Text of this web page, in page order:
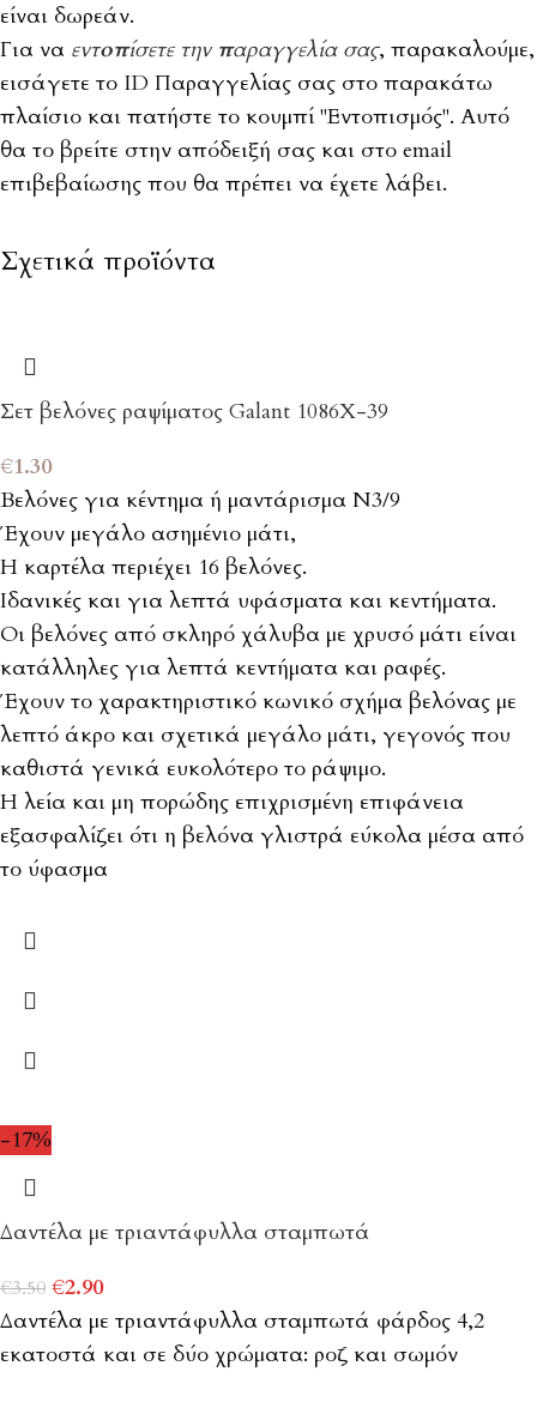
είναι δωρεάν.
Για να εντοπίσετε την παραγγελία σας, παρακαλούμε,
εισάγετε το ID Παραγγελίας σας στο παρακάτω
πλαίσιο και πατήστε το κουμπί "Εντοπισμός". Αυτό
θα το βρείτε στην απόδειξή σας και στο email
επιβεβαίωσης που θα πρέπει να έχετε λάβει.
Σχετικά προϊόντα
Σετ βελόνες ραψίματος Galant 1086Χ-39
€1.30
Βελόνες για κέντημα ή μαντάρισμα Ν3/9
Έχουν μεγάλο ασημένιο μάτι,
Η καρτέλα περιέχει 16 βελόνες.
Ιδανικές και για λεπτά υφάσματα και κεντήματα.
Οι βελόνες από σκληρό χάλυβα με χρυσό μάτι είναι
κατάλληλες για λεπτά κεντήματα και ραφές.
Έχουν το χαρακτηριστικό κωνικό σχήμα βελόνας με
λεπτό άκρο και σχετικά μεγάλο μάτι, γεγονός που
καθιστά γενικά ευκολότερο το ράψιμο.
Η λεία και μη πορώδης επιχρισμένη επιφάνεια
εξασφαλίζει ότι η βελόνα γλιστρά εύκολα μέσα από
το ύφασμα
-17%
Δαντέλα με τριαντάφυλλα σταμπωτά
€3.50 €2.90
Δαντέλα με τριαντάφυλλα σταμπωτά φάρδος 4,2
εκατοστά και σε δύο χρώματα: ροζ και σωμόν